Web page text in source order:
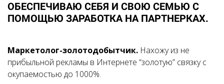
ОБЕСПЕЧИВАЮ СЕБЯ И СВОЮ СЕМЬЮ С
ПОМОЩЬЮ ЗАРАБОТКА НА ПАРТНЕРКАХ.
Маркетолог-золотодобытчик. Нахожу из не
прибыльной рекламы в Интернете “золотую” связку с
окупаемостью до 1000%.